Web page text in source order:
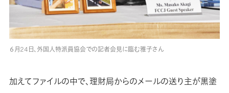
６月24日、外国人特派員協会での記者会見に臨む雅子さん
加えてファイルの中で、理財局からのメールの送り主が黒塗